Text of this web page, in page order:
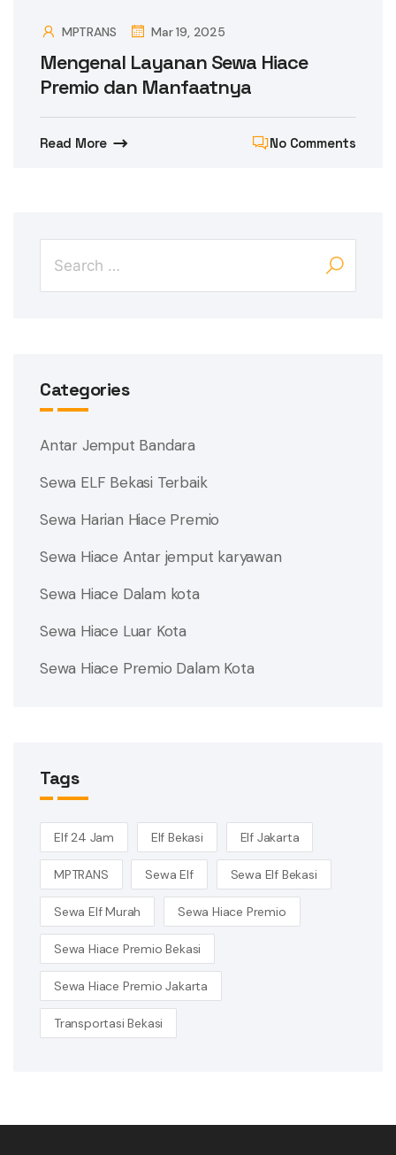
MPTRANS Mar 19, 2025
Mengenal Layanan Sewa Hiace
Premio dan Manfaatnya
Read More No Comments
Categories
Antar Jemput Bandara
Sewa ELF Bekasi Terbaik
Sewa Harian Hiace Premio
Sewa Hiace Antar jemput karyawan
Sewa Hiace Dalam kota
Sewa Hiace Luar Kota
Sewa Hiace Premio Dalam Kota
Tags
Elf 24 Jam Elf Bekasi Elf Jakarta
MPTRANS Sewa Elf Sewa Elf Bekasi
Sewa Elf Murah Sewa Hiace Premio
Sewa Hiace Premio Bekasi
Sewa Hiace Premio Jakarta
Transportasi Bekasi